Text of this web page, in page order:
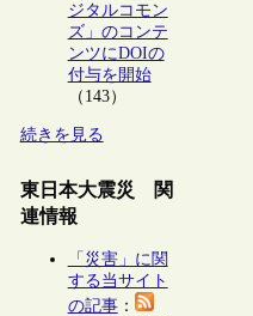
ジタルコモン
ズ」のコンテ
ンツにDOIの
付与を開始
（143）
続きを見る
東日本大震災 関
連情報
「災害」に関
する当サイト
の記事：